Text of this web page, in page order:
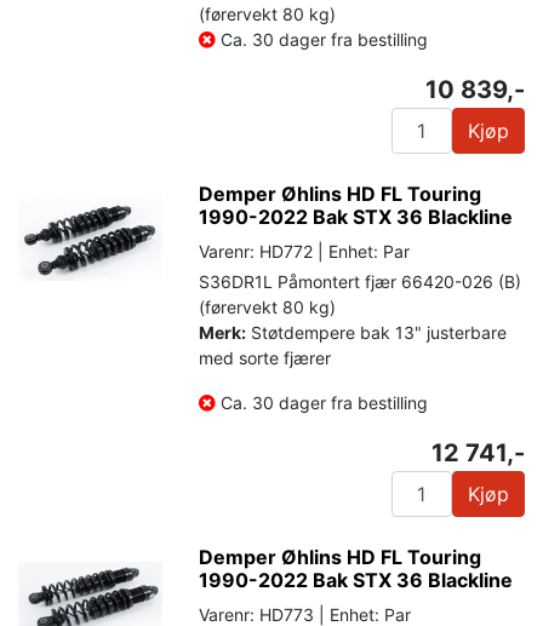
(førervekt 80 kg)
Ca. 30 dager fra bestilling
10 839,-
Kjøp
Demper Øhlins HD FL Touring
1990-2022 Bak STX 36 Blackline
Varenr: HD772 | Enhet: Par
S36DR1L Påmontert fjær 66420-026 (B)
(førervekt 80 kg)
Merk: Støtdempere bak 13" justerbare
med sorte fjærer
Ca. 30 dager fra bestilling
12 741,-
Kjøp
Demper Øhlins HD FL Touring
1990-2022 Bak STX 36 Blackline
Varenr: HD773 | Enhet: Par